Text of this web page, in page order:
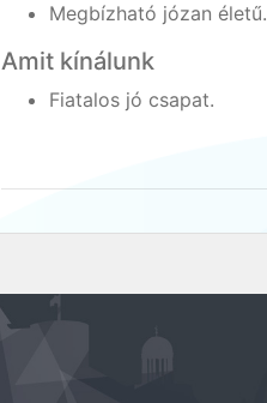
Megbízható józan életű.
Amit kínálunk
Fiatalos jó csapat.